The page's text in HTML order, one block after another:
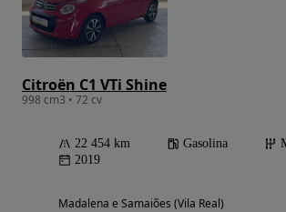
Citroën C1 VTi Shine
998 cm3 • 72 cv
22 454 km Gasolina
2019
Madalena e Samaiões (Vila Real)